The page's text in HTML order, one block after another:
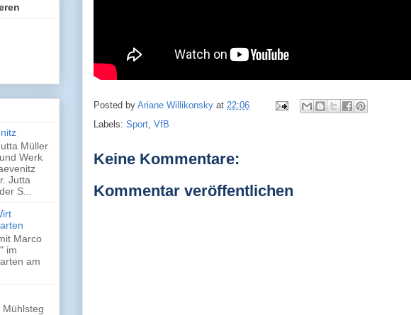
Posted by Ariane Willikonsky at 22:06
Labels: Sport VfB
Keine Kommentare:
Kommentar veröffentlichen
Müller
Werk
Jutta
S...
Marco
im
am
Mühlsteg